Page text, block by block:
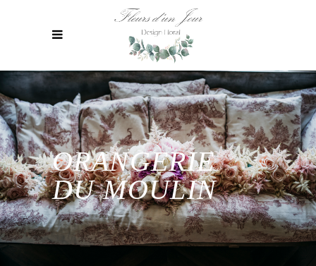
ORANGERIE
DU MOULIN